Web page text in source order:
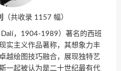
（共收录 1157 幅）
Dalí，1904-1989）著名的西班
实主义作品著称，其想象力丰
越绘图技巧融合，展现独特艺
一起被认为是二十世纪最有代